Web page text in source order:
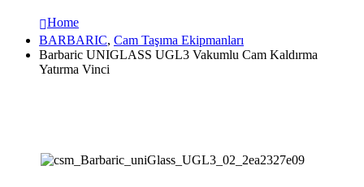
Home
BARBARIC, Cam Taşıma Ekipmanları
Barbaric UNIGLASS UGL3 Vakumlu Cam Kaldırma
Yatırma Vinci